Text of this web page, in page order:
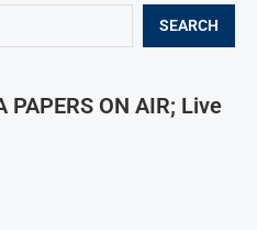
SEARCH
PAPERS ON AIR; Live